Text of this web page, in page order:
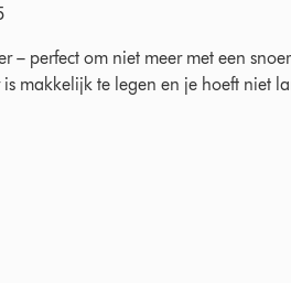
op November 2025 Ratings
– perfect om niet meer met een
makkelijk te legen en je hoeft niet